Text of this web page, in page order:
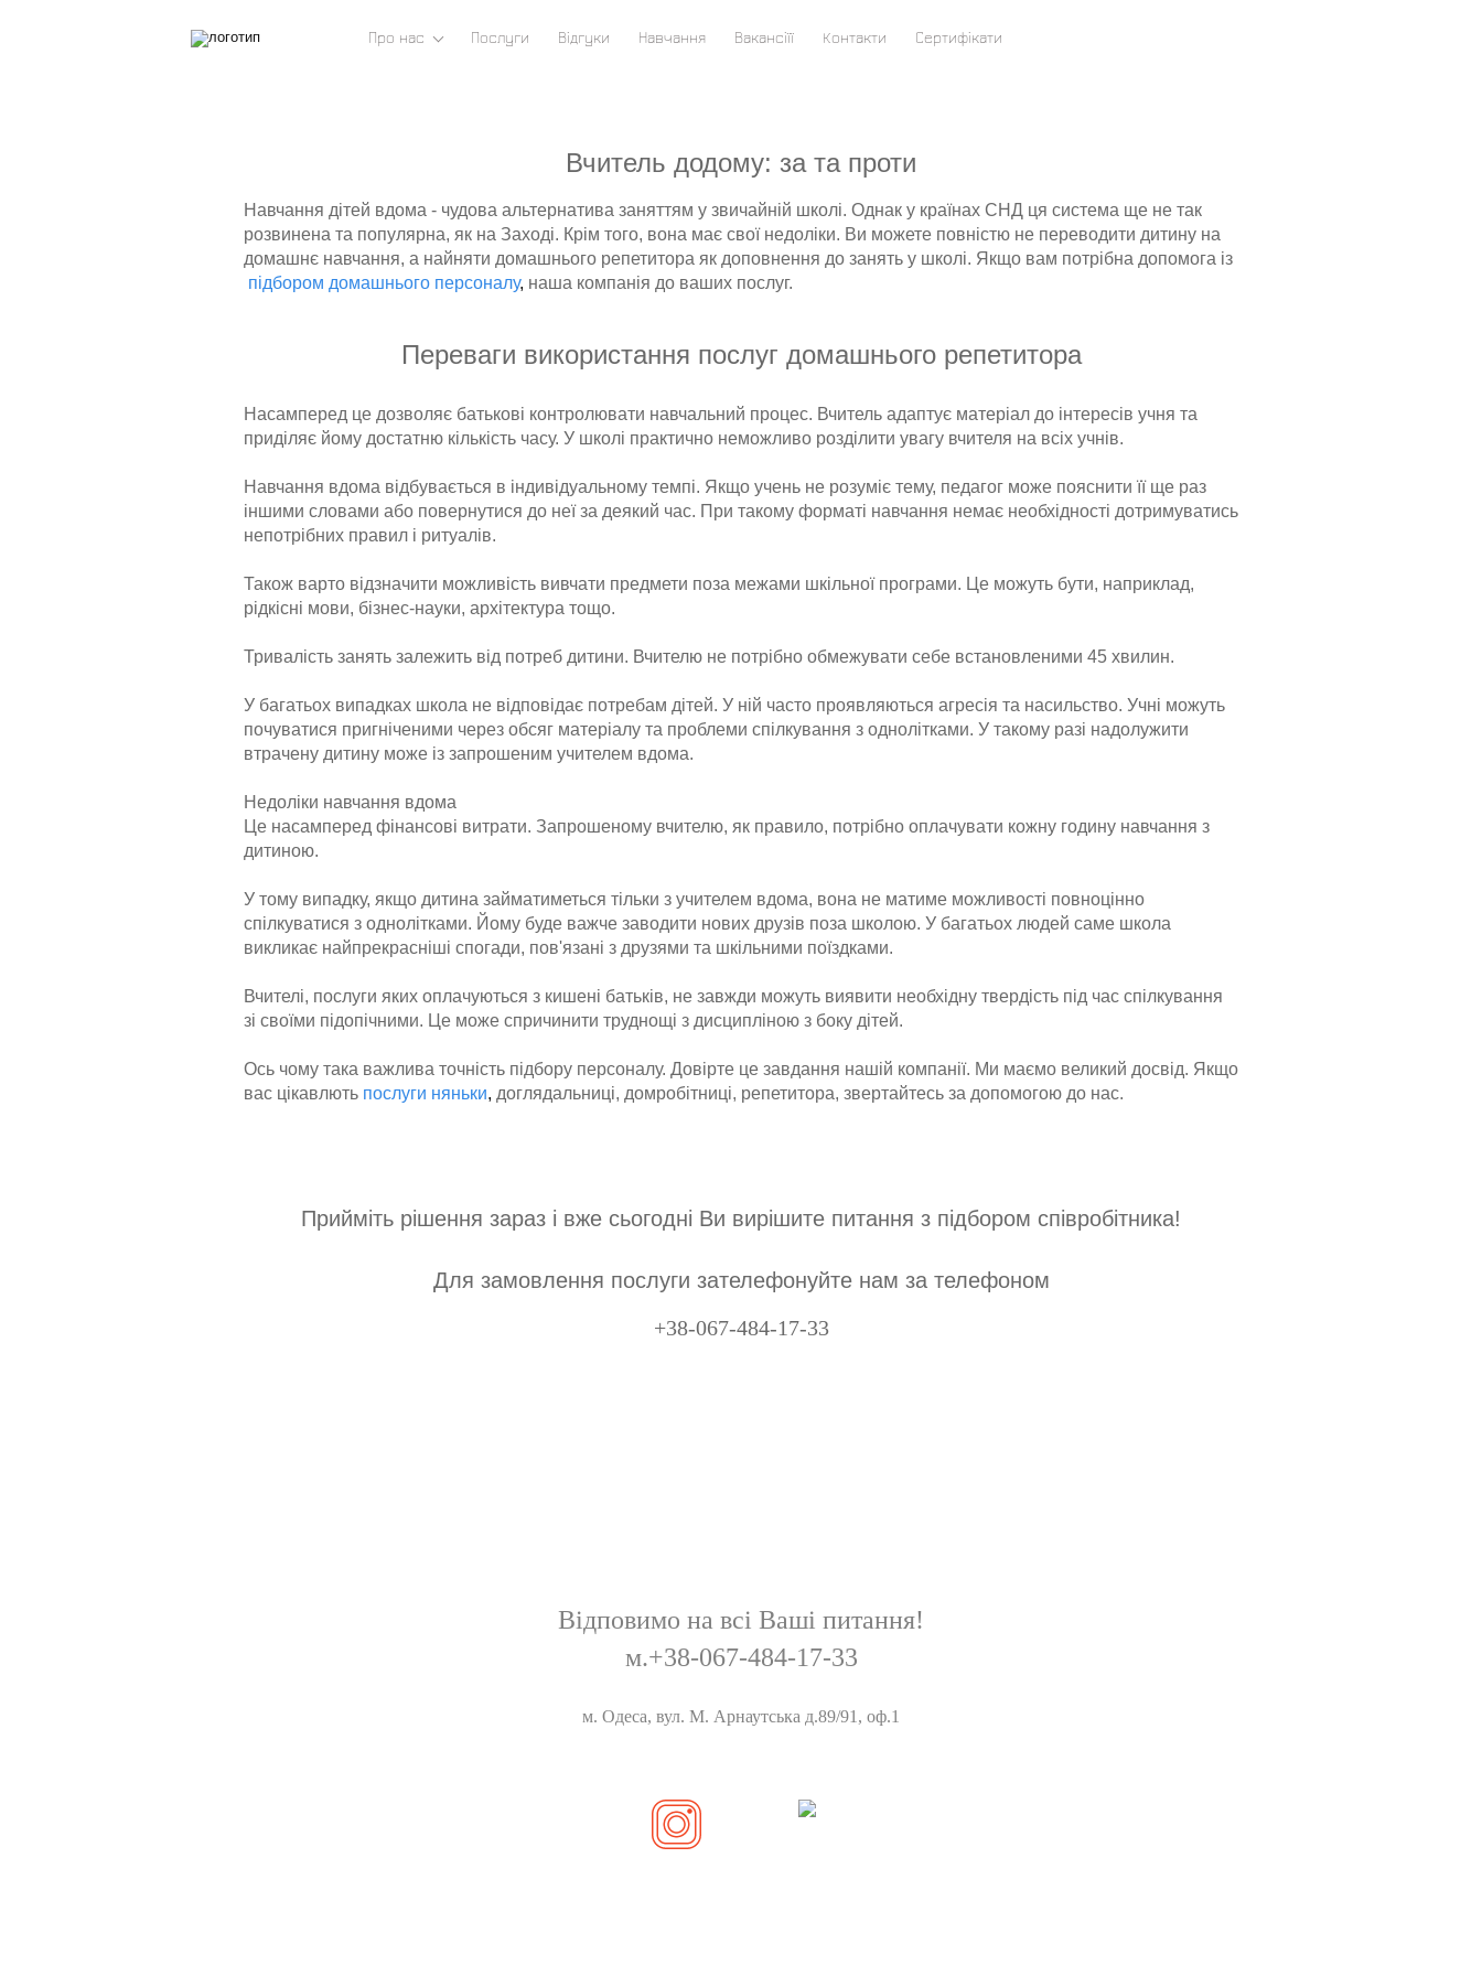
Про нас Послуги Відгуки Навчання Вакансіїї Контакти Сертифікати
Вчитель додому: за та проти
Навчання дітей вдома - чудова альтернатива заняттям у звичайній школі. Однак у країнах СНД ця система ще не так
розвинена та популярна, як на Заході. Крім того, вона має свої недоліки. Ви можете повністю не переводити дитину на
домашнє навчання, а найняти домашнього репетитора як доповнення до занять у школі. Якщо вам потрібна допомога із
підбором домашнього персоналу, наша компанія до ваших послуг.
Переваги використання послуг домашнього репетитора
Насамперед це дозволяє батькові контролювати навчальний процес. Вчитель адаптує матеріал до інтересів учня та
приділяє йому достатню кількість часу. У школі практично неможливо розділити увагу вчителя на всіх учнів.
Навчання вдома відбувається в індивідуальному темпі. Якщо учень не розуміє тему, педагог може пояснити її ще раз
іншими словами або повернутися до неї за деякий час. При такому форматі навчання немає необхідності дотримуватись
непотрібних правил і ритуалів.
Також варто відзначити можливість вивчати предмети поза межами шкільної програми. Це можуть бути, наприклад,
рідкісні мови, бізнес-науки, архітектура тощо.
Тривалість занять залежить від потреб дитини. Вчителю не потрібно обмежувати себе встановленими 45 хвилин.
У багатьох випадках школа не відповідає потребам дітей. У ній часто проявляються агресія та насильство. Учні можуть
почуватися пригніченими через обсяг матеріалу та проблеми спілкування з однолітками. У такому разі надолужити
втрачену дитину може із запрошеним учителем вдома.
Недоліки навчання вдома
Це насамперед фінансові витрати. Запрошеному вчителю, як правило, потрібно оплачувати кожну годину навчання з
дитиною.
У тому випадку, якщо дитина займатиметься тільки з учителем вдома, вона не матиме можливості повноцінно
спілкуватися з однолітками. Йому буде важче заводити нових друзів поза школою. У багатьох людей саме школа
викликає найпрекрасніші спогади, пов'язані з друзями та шкільними поїздками.
Вчителі, послуги яких оплачуються з кишені батьків, не завжди можуть виявити необхідну твердість під час спілкування
зі своїми підопічними. Це може спричинити труднощі з дисципліною з боку дітей.
Ось чому така важлива точність підбору персоналу. Довірте це завдання нашій компанії. Ми маємо великий досвід. Якщо
вас цікавлють послуги няньки, доглядальниці, домробітниці, репетитора, звертайтесь за допомогою до нас.
Прийміть рішення зараз і вже сьогодні Ви вирішите питання з підбором співробітника!
Для замовлення послуги зателефонуйте нам за телефоном
+38-067-484-17-33
Відповимо на всі Ваші питання!
м.+38-067-484-17-33
м. Одеса, вул. М. Арнаутська д.89/91, оф.1